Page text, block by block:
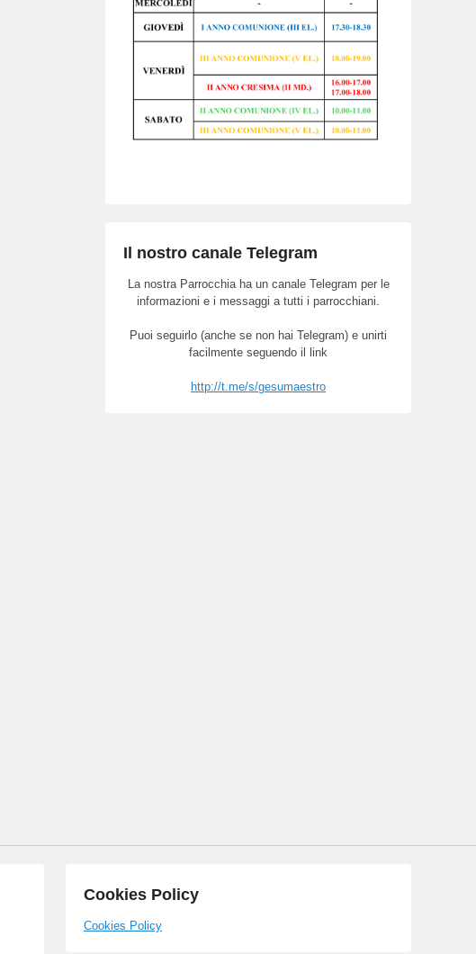
Il nostro canale Telegram
La nostra Parrocchia ha un canale Telegram per le
informazioni e i messaggi a tutti i parrocchiani.
Puoi seguirlo (anche se non hai Telegram) e unirti
facilmente seguendo il link
http://t.me/s/gesumaestro
Cookies Policy
Cookies Policy